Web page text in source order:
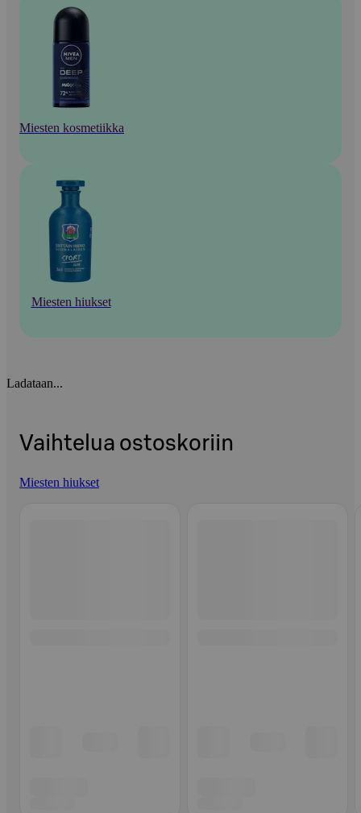
Miesten kosmetiikka
Miesten hiukset
Ladataan...
Vaihtelua ostoskoriin
Miesten hiukset